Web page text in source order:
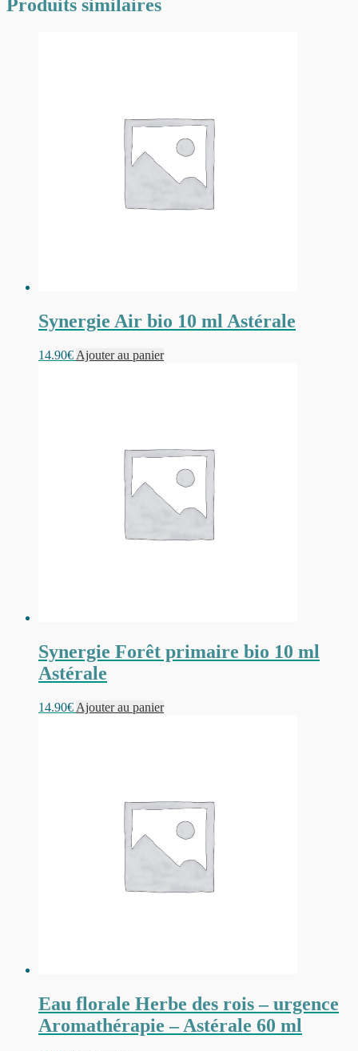
Produits similaires
Synergie Air bio 10 ml Astérale
14.90€ Ajouter au panier
Synergie Forêt primaire bio 10 ml
Astérale
14.90€ Ajouter au panier
Eau florale Herbe des rois – urgence
Aromathérapie – Astérale 60 ml